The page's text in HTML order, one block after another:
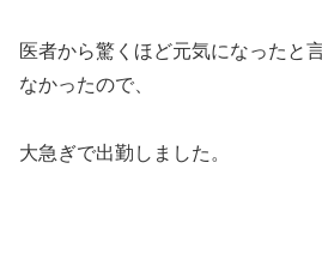
医者から驚くほど元気になったと
なかったので、
大急ぎで出勤しました。